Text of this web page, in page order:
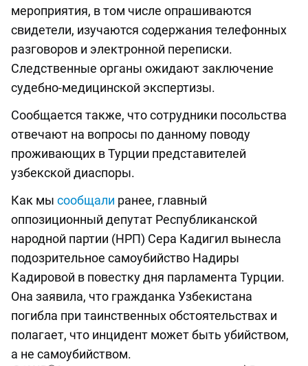
мероприятия, в том числе опрашиваются
свидетели, изучаются содержания телефонных
разговоров и электронной переписки.
Следственные органы ожидают заключение
судебно-медицинской экспертизы.
Сообщается также, что сотрудники посольства
отвечают на вопросы по данному поводу
проживающих в Турции представителей
узбекской диаспоры.
Как мы сообщали ранее, главный
оппозиционный депутат Республиканской
народной партии (НРП) Сера Кадигил вынесла
подозрительное самоубийство Надиры
Кадировой в повестку дня парламента Турции.
Она заявила, что гражданка Узбекистана
погибла при таинственных обстоятельствах и
полагает, что инцидент может быть убийством,
а не самоубийством.